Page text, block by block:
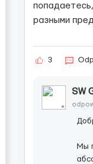
разными
3
SW
Мы